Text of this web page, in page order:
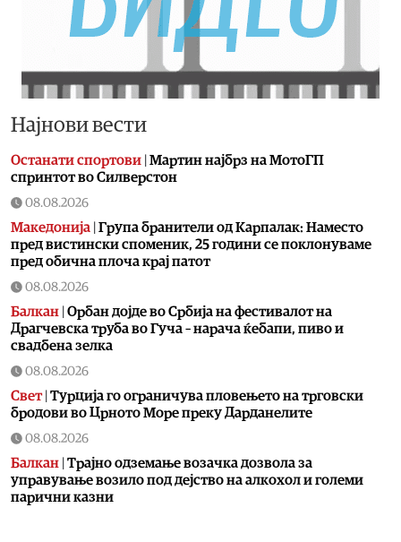
Најнови вести
Останати спортови Мартин најбрз на МотоГП
спринтот во Силверстон
08.08.2026
Македонија Група бранители од Карпалак: Наместо
пред вистински споменик, 25 години се поклонуваме
пред обична плоча крај патот
08.08.2026
Балкан Орбан дојде во Србија на фестивалот на
Драгчевска труба во Гуча – нарача ќебапи, пиво и
свадбена зелка
08.08.2026
Свет| Турција го ограничува пловењето на трговски
бродови во Црното Море преку Дарданелите
08.08.2026
Балкан Трајно одземање возачка дозвола за
управување возило под дејство на алкохол и големи
парични казни